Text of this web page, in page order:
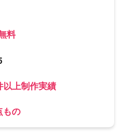
料
以上制作実績
もの